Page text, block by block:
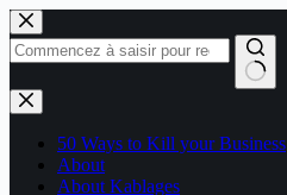
Passer
au
contenu
Aucun
résultat
50 Ways to Kill your Business
About
About Kablages